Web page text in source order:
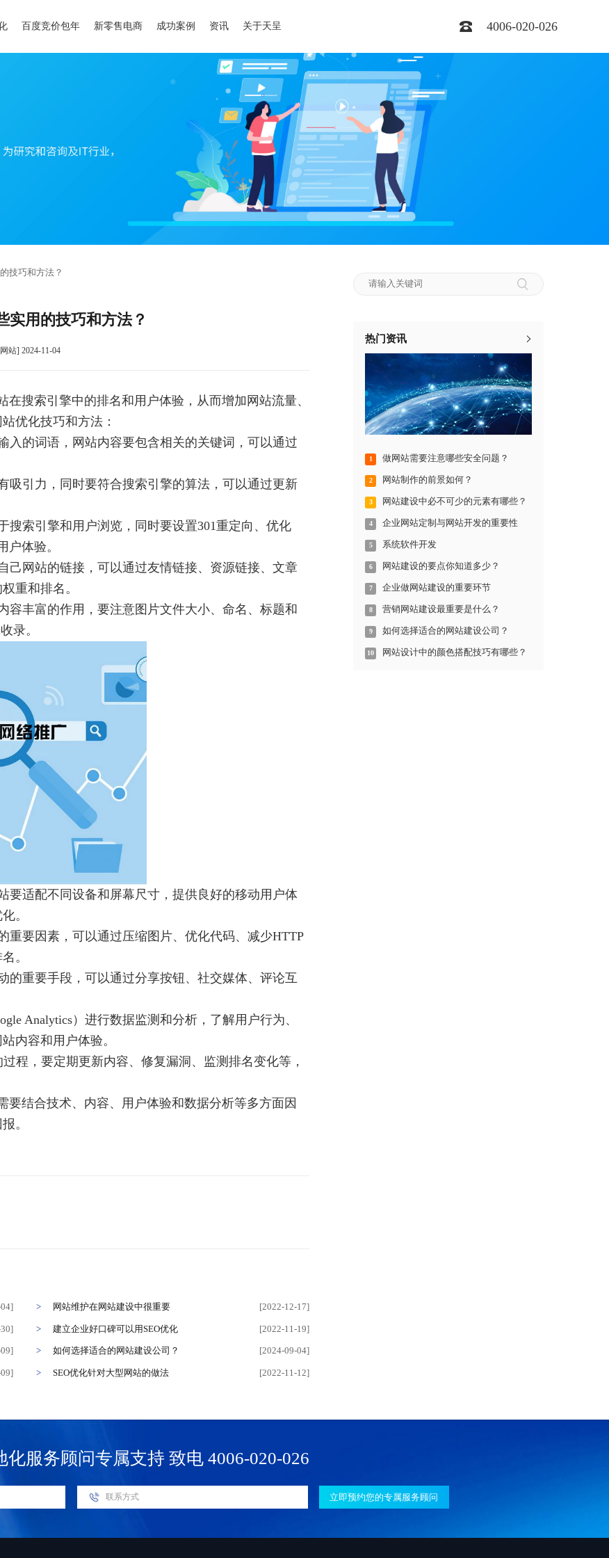
百度竞价包年 新零售电商 成功案例 资讯 关于天呈 4006-020-026
技巧和方法？
实用的技巧和方法？
网站] 2024-11-04
搜索引擎中的排名和用户体验，从而增加网站流量、
优化技巧和方法：
入的词语，网站内容要包含相关的关键词，可以通过
吸引力，同时要符合搜索引擎的算法，可以通过更新
搜索引擎和用户浏览，同时要设置301重定向、优化
户体验。
己网站的链接，可以通过友情链接、资源链接、文章
重和排名。
容丰富的作用，要注意图片文件大小、命名、标题和
录。
要适配不同设备和屏幕尺寸，提供良好的移动用户体
。
重要因素，可以通过压缩图片、优化代码、减少HTTP
。
的重要手段，可以通过分享按钮、社交媒体、评论互
Analytics）进行数据监测和分析，了解用户行为、
内容和用户体验。
程，要定期更新内容、修复漏洞、监测排名变化等，
结合技术、内容、用户体验和数据分析等多方面因
。
网站维护在网站建设中很重要 [2022-12-17]
建立企业好口碑可以用SEO优化 [2022-11-19]
如何选择适合的网站建设公司？ [2024-09-04]
SEO优化针对大型网站的做法 [2022-11-12]
热门资讯
1 做网站需要注意哪些安全问题？
2 网站制作的前景如何？
3 网站建设中必不可少的元素有哪些？
4 企业网站定制与网站开发的重要性
5 系统软件开发
6 网站建设的要点你知道多少？
7 企业做网站建设的重要环节
8 营销网站建设最重要是什么？
9 如何选择适合的网站建设公司？
10 网站设计中的颜色搭配技巧有哪些？
化服务顾问专属支持致电 4006-020-026
立即预约您的专属服务顾问